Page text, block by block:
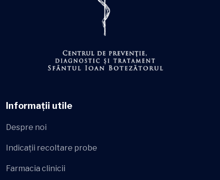
Informații utile
Despre noi
Indicații recoltare probe
Farmacia clinicii